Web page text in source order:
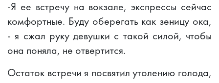
-Я ее встречу на вокзале, экспрессы сейчас
комфортные. Буду оберегать как зеницу ока,
- я сжал руку девушки с такой силой, чтобы
она поняла, не отвертится.
Остаток встречи я посвятил утолению голода,